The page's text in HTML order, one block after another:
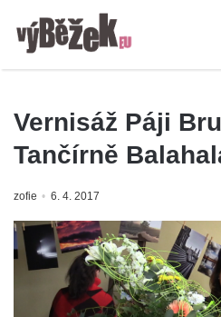
Vernisáž Páji
Tančírně
zofie 6. 4. 2017